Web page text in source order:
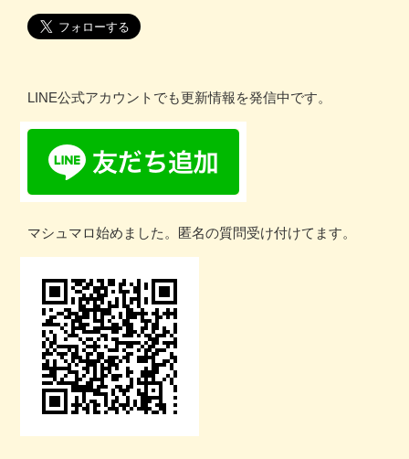
LINE公式アカウントでも更新情報を発信中です。
マシュマロ始めました。匿名の質問受け付けてます。